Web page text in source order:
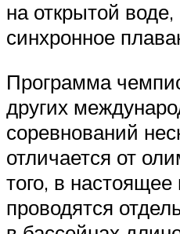
на открытой
синхронное
Программа
других
соревнований
отличается от
того, в
проводятся